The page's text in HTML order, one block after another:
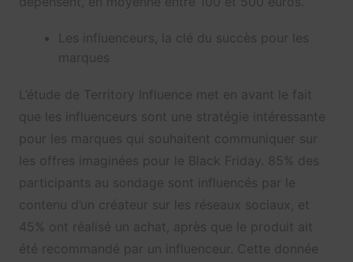
Les influenceurs, la clé du succès pour les
marques
L’étude de Territory Influence met en avant le fait
que les influenceurs sont une stratégie intéressante
pour les marques qui souhaitent communiquer sur
les offres imaginées pour le Black Friday. 85% des
participants au sondage sont influencés par le
contenu d’un créateur sur les réseaux sociaux, et
45% ont réalisé un achat, après que le produit ait
été recommandé par un influenceur. Cette donnée